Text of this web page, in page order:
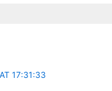
17:31:33